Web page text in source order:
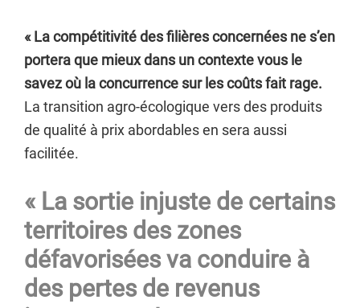
« La compétitivité des filières concernées ne s’en
portera que mieux dans un contexte vous le
savez où la concurrence sur les coûts fait rage.
La transition agro-écologique vers des produits
de qualité à prix abordables en sera aussi
facilitée.
« La sortie injuste de certains
territoires des zones
défavorisées va conduire à
des pertes de revenus